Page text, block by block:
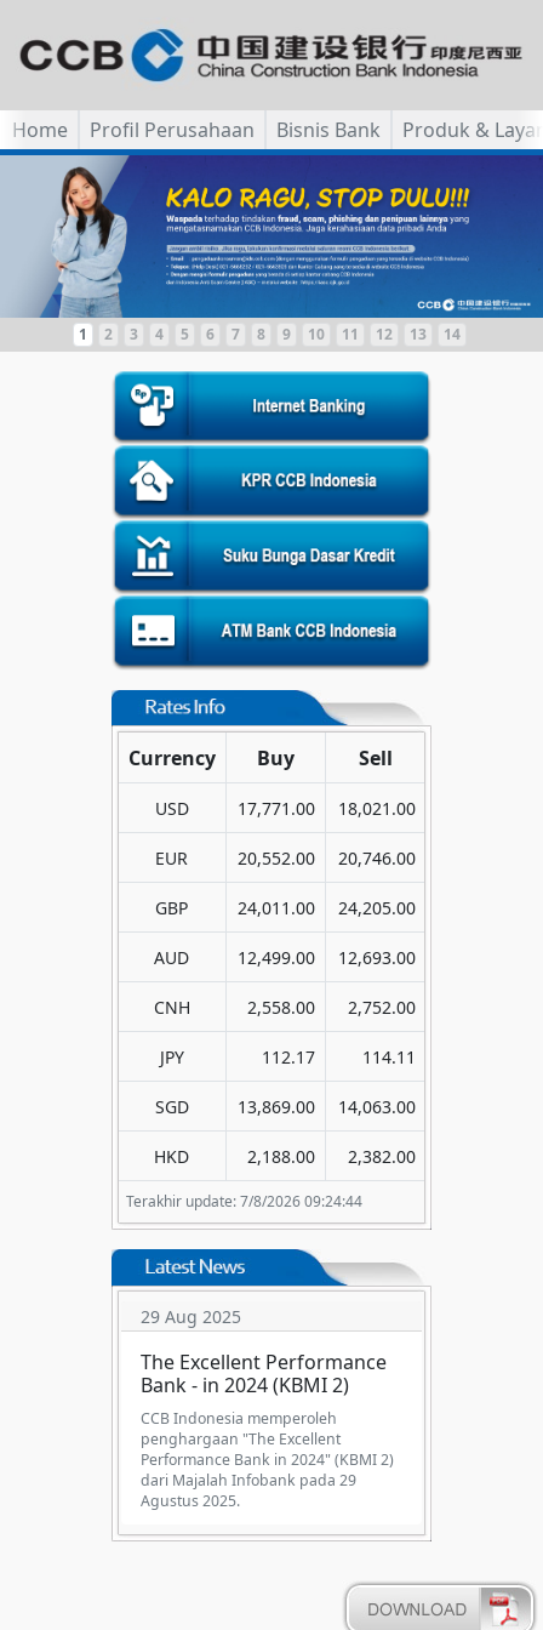
Home Profil Perusahaan Bisnis Bank Produk &
1 2 3 4 5 6 7 8 9 10 11 12 13 14
Terakhir update: 7/8/2026 09:24:44
Currency Buy Sell
USD 17,771.00 18,021.00
EUR 20,552.00 20,746.00
GBP 24,011.00 24,205.00
AUD 12,499.00 12,693.00
CNH 2,558.00 2,752.00
JPY 112.17 114.11
SGD 13,869.00 14,063.00
HKD 2,188.00 2,382.00
29 Aug 2025
The Excellent Performance
Bank - in 2024 (KBMI 2)
CCB Indonesia memperoleh
penghargaan "The Excellent
Performance Bank in 2024" (KBMI 2)
dari Majalah Infobank pada 29
Agustus 2025.